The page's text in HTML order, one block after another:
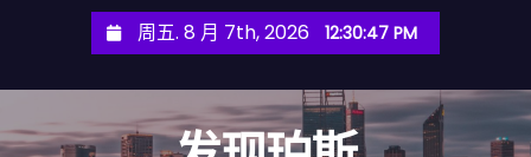
周五. 8 月 7th, 2026 12:30:49 PM